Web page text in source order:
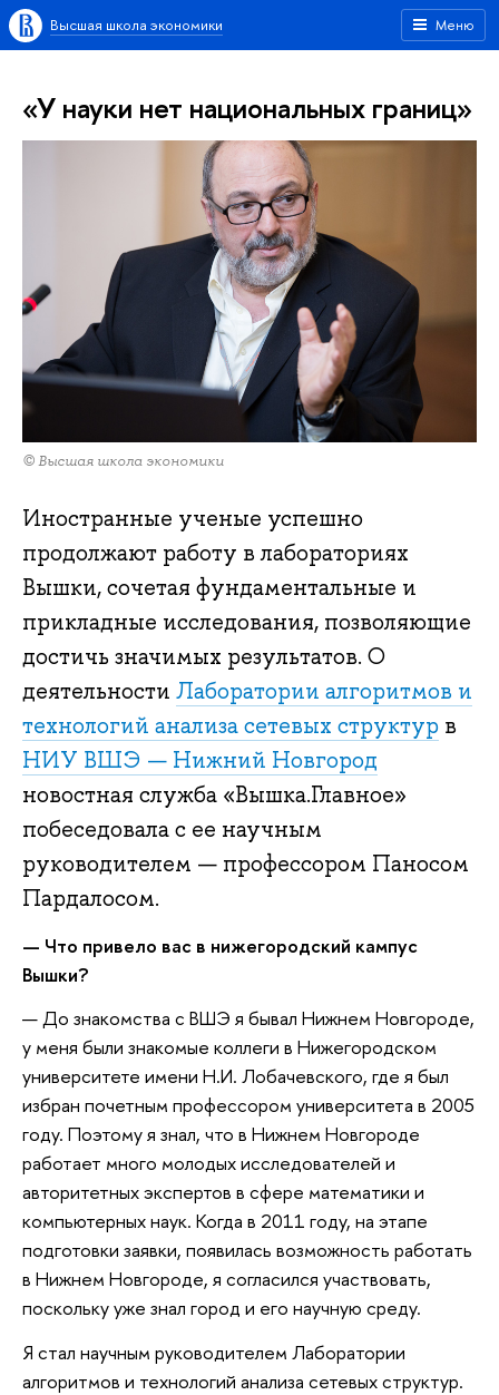
Меню
Высшая школа экономики
«У науки нет национальных границ»
© Высшая школа экономики
Иностранные ученые успешно
продолжают работу в лабораториях
Вышки, сочетая фундаментальные и
прикладные исследования, позволяющие
достичь значимых результатов. О
деятельности Лаборатории алгоритмов и
технологий анализа сетевых структур в
НИУ ВШЭ — Нижний Новгород
новостная служба «Вышка.Главное»
побеседовала с ее научным
руководителем — профессором Паносом
Пардалосом.
— Что привело вас в нижегородский кампус
Вышки?
— До знакомства с ВШЭ я бывал Нижнем Новгороде,
у меня были знакомые коллеги в Нижегородском
университете имени Н.И. Лобачевского, где я был
избран почетным профессором университета в 2005
году. Поэтому я знал, что в Нижнем Новгороде
работает много молодых исследователей и
авторитетных экспертов в сфере математики и
компьютерных наук. Когда в 2011 году, на этапе
подготовки заявки, появилась возможность работать
в Нижнем Новгороде, я согласился участвовать,
поскольку уже знал город и его научную среду.
Я стал научным руководителем Лаборатории
алгоритмов и технологий анализа сетевых структур.